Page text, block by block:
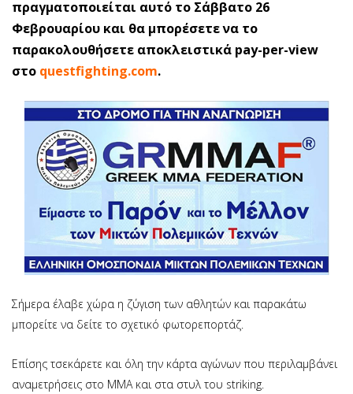
πραγματοποιείται αυτό το Σάββατο 26
Φεβρουαρίου και θα μπορέσετε να το
παρακολουθήσετε αποκλειστικά pay-per-view
στο questfighting.com.
Σήμερα έλαβε χώρα η ζύγιση των αθλητών και παρακάτω
μπορείτε να δείτε το σχετικό φωτορεπορτάζ.
Επίσης τσεκάρετε και όλη την κάρτα αγώνων που περιλαμβάνει
αναμετρήσεις στο ΜΜΑ και στα στυλ του striking.